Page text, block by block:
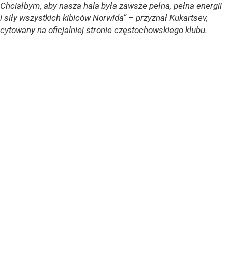
Chciałbym, aby nasza hala była zawsze pełna, pełna energii
i siły wszystkich kibiców Norwida” – przyznał Kukartsev,
cytowany na oficjalniej stronie częstochowskiego klubu.